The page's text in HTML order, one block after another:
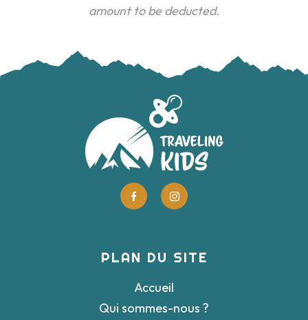
amount to be deducted.
PLAN DU SITE
Accueil
Qui sommes-nous ?